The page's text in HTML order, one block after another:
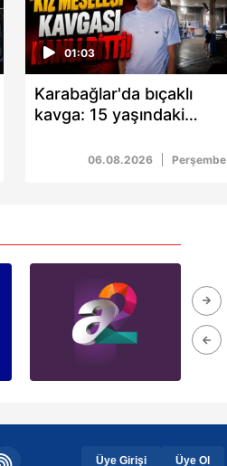
01:03
Karabağlar'da bıçaklı
kavga: 15 yaşındaki
bıçaklandı06.08.2026 Perşembe
Üye Girişi Üye Ol